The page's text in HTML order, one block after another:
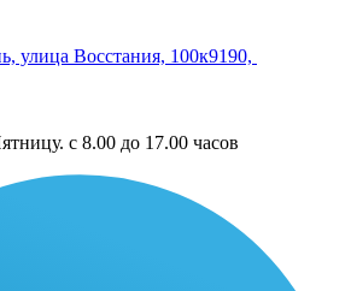
улица Восстания, 100к9190,
с 8.00 до 17.00 часов